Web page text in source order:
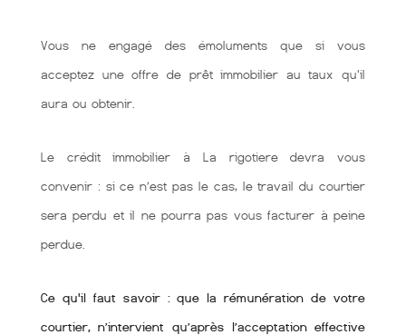
Vous ne engagé des émoluments que si vous
acceptez une offre de prêt immobilier au taux qu'il
aura ou obtenir.
Le crédit immobilier à La rigotiere devra vous
convenir : si ce n’est pas le cas, le travail du courtier
sera perdu et il ne pourra pas vous facturer à peine
perdue.
Ce qu'il faut savoir : que la rémunération de votre
courtier, n’intervient qu’après l’acceptation effective